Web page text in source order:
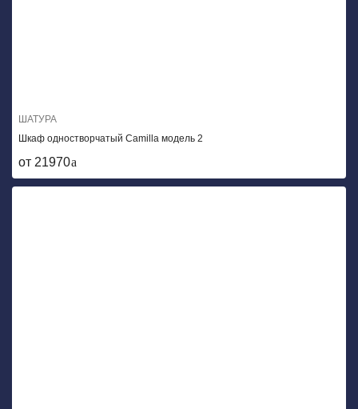
ШАТУРА
Шкаф одностворчатый Camilla модель 2
от 21970